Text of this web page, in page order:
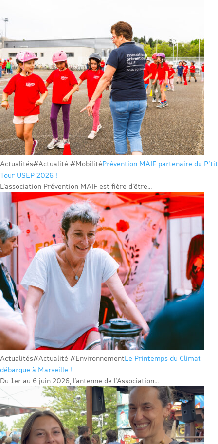
Actualités#Actualité #MobilitéPrévention MAIF partenaire du P’tit
Tour USEP 2026 !
L’association Prévention MAIF est fière d’être...
Actualités#Actualité #EnvironnementLe Printemps du Climat
débarque à Marseille !
Du 1er au 6 juin 2026, l’antenne de l’Association...